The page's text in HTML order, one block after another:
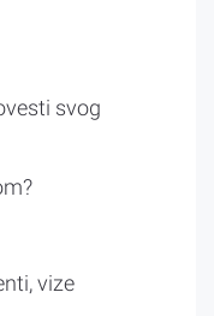
svog
vize